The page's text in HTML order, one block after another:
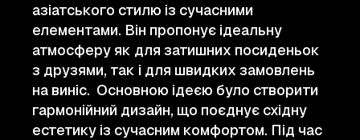
азіатського стилю із сучасними
елементами. Він пропонує ідеальну
атмосферу як для затишних посиденьок
з друзями, так і для швидких замовлень
на виніс. Основною ідеєю було створити
гармонійний дизайн, що поєднує східну
естетику із сучасним комфортом. Під час